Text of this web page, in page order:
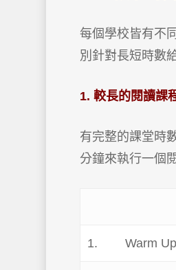
每個學校皆有不
別針對長短時數
1. 較長的閱讀課
有完整的課堂時
分鐘來執行一個
1. Warm Up